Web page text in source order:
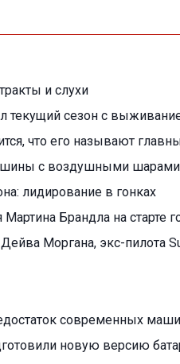
и слухи
текущий сезон с
что его называют
шины с воздушными шарами
лидирование в гонках
Мартина Брандла на старте
Моргана, экс-пилота
современных
новую версию